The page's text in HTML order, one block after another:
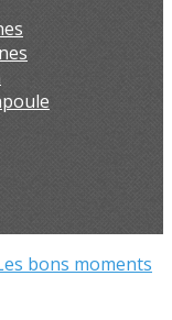
bons moments